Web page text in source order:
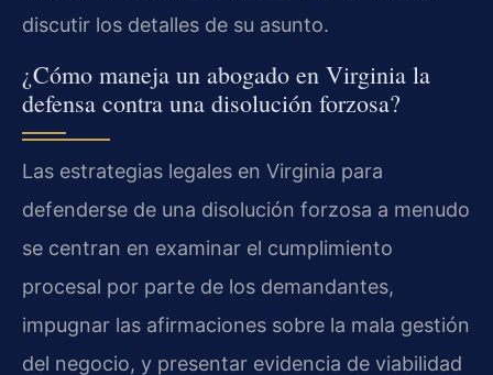
discutir los detalles de su asunto.
¿Cómo maneja un abogado en Virginia la
defensa contra una disolución forzosa?
Las estrategias legales en Virginia para
defenderse de una disolución forzosa a menudo
se centran en examinar el cumplimiento
procesal por parte de los demandantes,
impugnar las afirmaciones sobre la mala gestión
del negocio, y presentar evidencia de viabilidad